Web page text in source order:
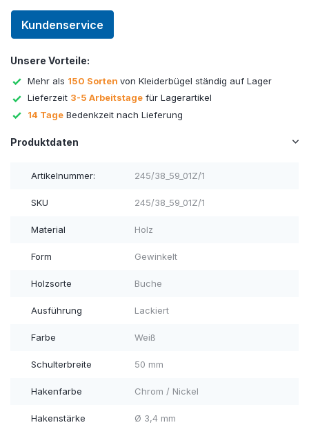
Kundenservice
Unsere Vorteile:
Mehr als 150 Sorten von Kleiderbügel ständig auf Lager
Lieferzeit 3-5 Arbeitstage für Lagerartikel
14 Tage Bedenkzeit nach Lieferung
Produktdaten
Artikelnummer: 245/38_59_01Z/1
SKU 245/38_59_01Z/1
Material Holz
Form Gewinkelt
Holzsorte Buche
Ausführung Lackiert
Farbe Weiß
Schulterbreite 50 mm
Hakenfarbe Chrom / Nickel
Hakenstärke Ø 3,4 mm